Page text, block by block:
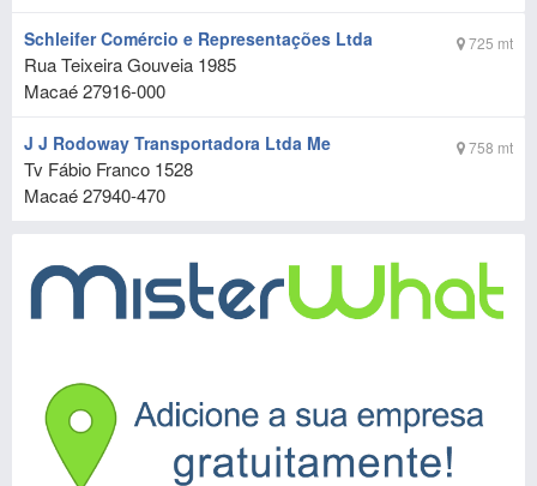
725 mt
Schleifer Comércio e Representações Ltda
Rua Teixeira Gouveia 1985
Macaé27916-000
758 mt
J J Rodoway Transportadora Ltda Me
Tv Fábio Franco 1528
Macaé27940-470